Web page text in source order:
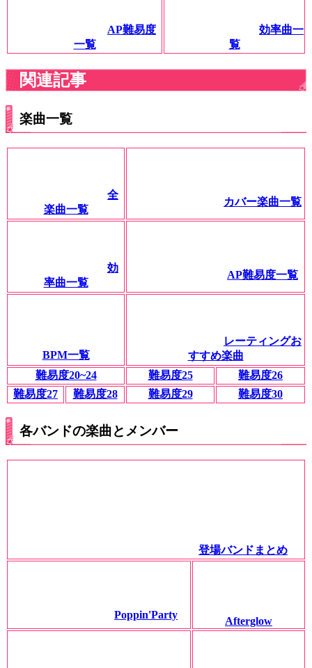
AP難易度
一覧
効率曲一
覧
関連記事
楽曲一覧
全
楽曲一覧
カバー楽曲一覧
効
率曲一覧
AP難易度一覧
BPM一覧
レーティングお
すすめ楽曲
難易度20~24
難易度25
難易度26
難易度27
難易度28 難易度29 難易度30
各バンドの楽曲とメンバー
登場バンドまとめ
Poppin'Party
Afterglow